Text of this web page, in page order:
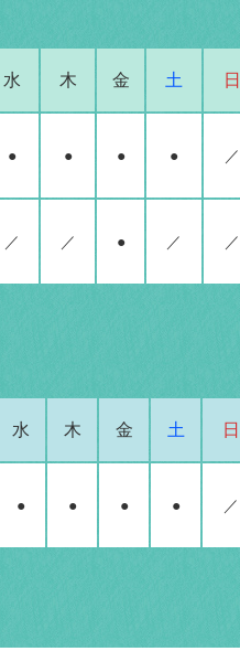
水 木 金 土 日
● ● ● ● ／
／ ／ ● ／ ／
水 木 金 土 日
● ● ● ● ／